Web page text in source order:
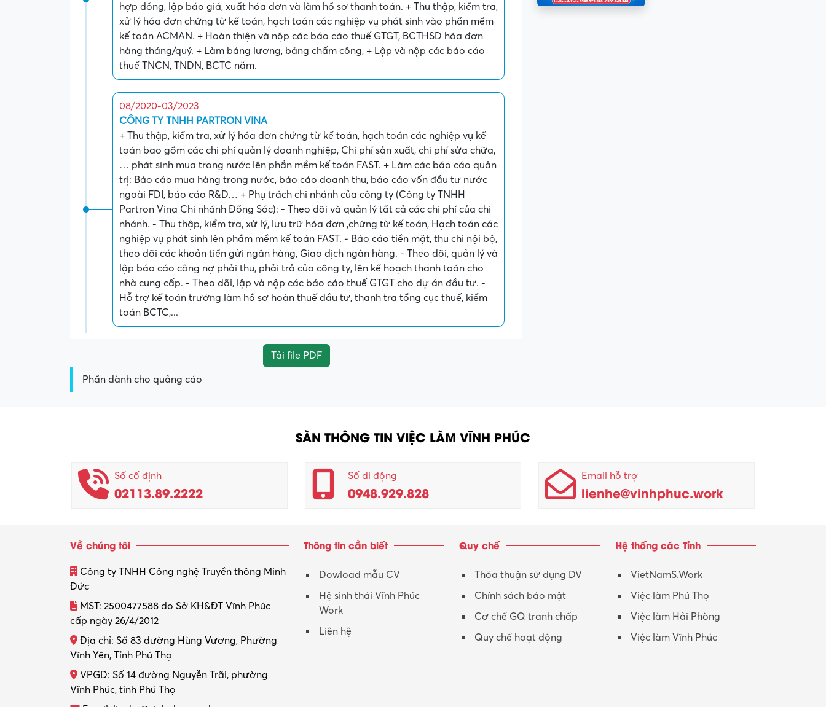
hợp đồng, lập báo giá, xuất hóa đơn và làm hồ sơ thanh toán. + Thu thập, kiểm tra,
xử lý hóa đơn chứng từ kế toán, hạch toán các nghiệp vụ phát sinh vào phần mềm
kế toán ACMAN. + Hoàn thiện và nộp các báo cáo thuế GTGT, BCTHSD hóa đơn
hàng tháng/quý. + Làm bảng lương, bảng chấm công, + Lập và nộp các báo cáo
thuế TNCN, TNDN, BCTC năm.
08/2020-03/2023
CÔNG TY TNHH PARTRON VINA
+ Thu thập, kiểm tra, xử lý hóa đơn chứng từ kế toán, hạch toán các nghiệp vụ kế
toán bao gồm các chi phí quản lý doanh nghiệp, Chi phí sản xuất, chi phí sửa chữa,
… phát sinh mua trong nước lên phần mềm kế toán FAST. + Làm các báo cáo quản
trị: Báo cáo mua hàng trong nước, báo cáo doanh thu, báo cáo vốn đầu tư nước
ngoài FDI, báo cáo R&D… + Phụ trách chi nhánh của công ty (Công ty TNHH
Partron Vina Chi nhánh Đồng Sóc): - Theo dõi và quản lý tất cả các chi phí của chi
nhánh. - Thu thập, kiểm tra, xử lý, lưu trữ hóa đơn ,chứng từ kế toán, Hạch toán các
nghiệp vụ phát sinh lên phầm mềm kế toán FAST. - Báo cáo tiền mặt, thu chi nội bộ,
theo dõi các khoản tiền gửi ngân hàng, Giao dịch ngân hàng. - Theo dõi, quản lý và
lập báo cáo công nợ phải thu, phải trả của công ty, lên kế hoạch thanh toán cho
nhà cung cấp. - Theo dõi, lập và nộp các báo cáo thuế GTGT cho dự án đầu tư. -
Hỗ trợ kế toán trưởng làm hồ sơ hoàn thuế đầu tư, thanh tra tổng cục thuế, kiểm
toán BCTC,...
Tải file PDF
Phần dành cho quảng cáo
SÀN THÔNG TIN VIỆC LÀM VĨNH PHÚC
Số cố định
02113.89.2222
Số di động
0948.929.828
Email hỗ trợ
lienhe@vinhphuc.work
Về chúng tôi
Công ty TNHH Công nghệ Truyền thông Minh
Đức
MST: 2500477588 do Sở KH&ĐT Vĩnh Phúc
cấp ngày 26/4/2012
Địa chỉ: Số 83 đường Hùng Vương, Phường
Vĩnh Yên, Tỉnh Phú Thọ
VPGD: Số 14 đường Nguyễn Trãi, phường
Vĩnh Phúc, tỉnh Phú Thọ
Thông tin cần biết
Dowload mẫu CV
Hệ sinh thái Vĩnh Phúc
Work
Liên hệ
Quy chế
Thỏa thuận sử dụng DV
Chính sách bảo mật
Cơ chế GQ tranh chấp
Quy chế hoạt động
Hệ thống các Tỉnh
VietNamS.Work
Việc làm Phú Thọ
Việc làm Hải Phòng
Việc làm Vĩnh Phúc